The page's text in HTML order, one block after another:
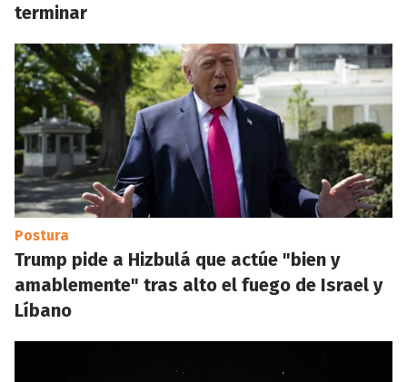
terminar
Postura
Trump pide a Hizbulá que actúe "bien y
amablemente" tras alto el fuego de Israel y
Líbano